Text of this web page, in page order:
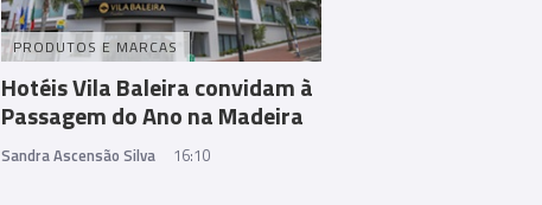
PRODUTOS E MARCAS
Hotéis Vila Baleira convidam à
Passagem do Ano na Madeira
Sandra Ascensão Silva 16:10